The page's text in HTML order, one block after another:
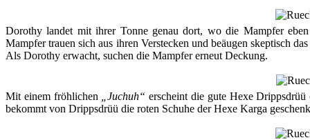
Dorothy landet mit ihrer Tonne genau dort, wo die Mampfer
Mampfer trauen sich aus ihren Verstecken und beäugen skeptisch
Als Dorothy erwacht, suchen die Mampfer erneut Deckung.
Mit einem fröhlichen „Juchuh“ erscheint die gute Hexe
bekommt von Drippsdrüü die roten Schuhe der Hexe Karga